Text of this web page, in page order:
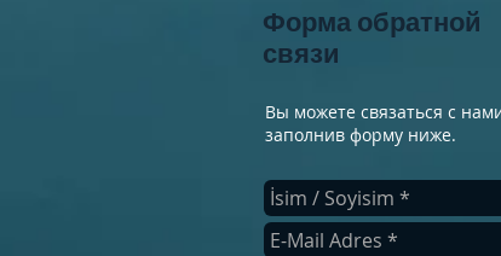
Форма обратной
связи
Вы можете связаться с
заполнив форму ниже.